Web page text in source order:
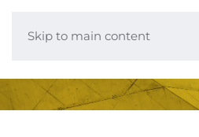
Skip to main content